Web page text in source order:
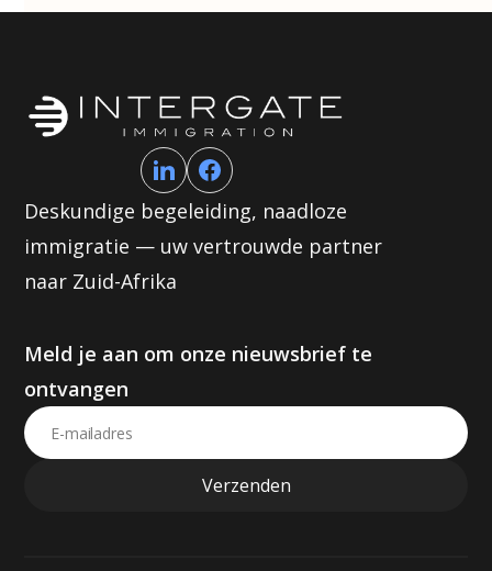
Deskundige begeleiding, naadloze
immigratie — uw vertrouwde partner
naar Zuid-Afrika
Meld je aan om onze nieuwsbrief te
ontvangen